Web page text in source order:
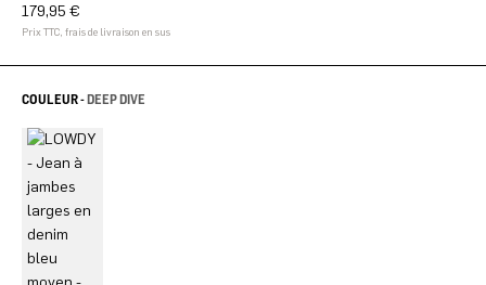
179,95 €
Prix TTC, frais de livraison en sus
COULEUR -DEEP DIVE